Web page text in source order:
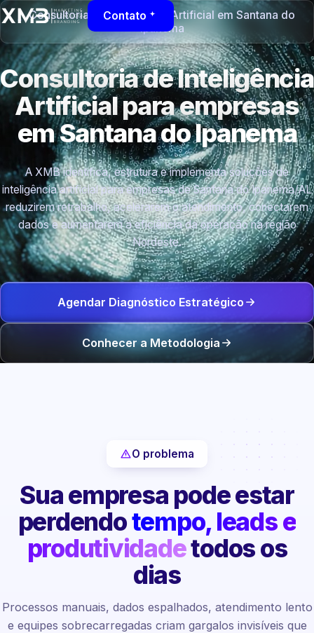
Contato
Consultoria de Inteligência Artificial em Santana do
Ipanema
Consultoria de Inteligência
Artificial para empresas
em Santana do Ipanema
A XMB identifica, estrutura e implementa soluções de
inteligência artificial para empresas de Santana do Ipanema/AL
reduzirem retrabalho, acelerarem o atendimento, conectarem
dados e aumentarem a eficiência da operação na região
Nordeste.
Agendar Diagnóstico Estratégico
Conhecer a Metodologia
O problema
Sua empresa pode estar
perdendotempo, leads e
produtividadetodos os
dias
Processos manuais, dados espalhados, atendimento lento
e equipes sobrecarregadas criam gargalos invisíveis que